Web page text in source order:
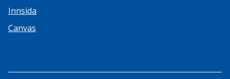
Innsida
Canvas